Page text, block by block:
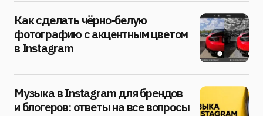
Как сделать чёрно-белую
фотографию с акцентным цветом
в Instagram
Музыка в Instagram для брендов
и блогеров: ответы на все вопросы